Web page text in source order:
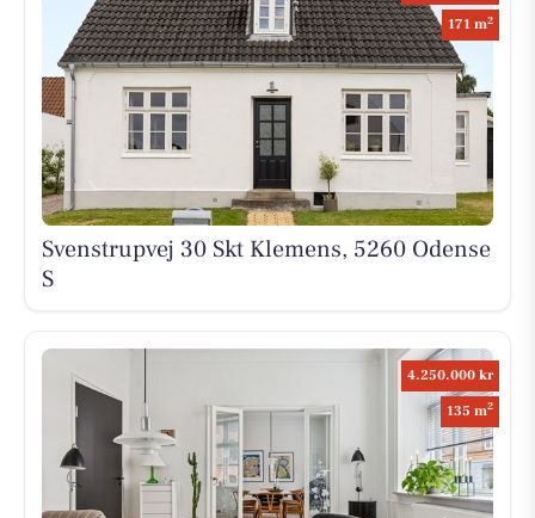
171 m2
Svenstrupvej 30 Skt Klemens, 5260 Odense
S
4.250.000 kr
135 m2